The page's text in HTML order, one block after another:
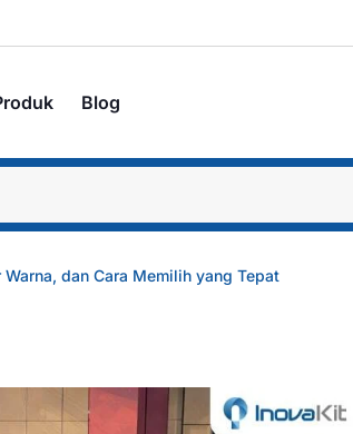
Blog
dan Cara Memilih yang Tepat